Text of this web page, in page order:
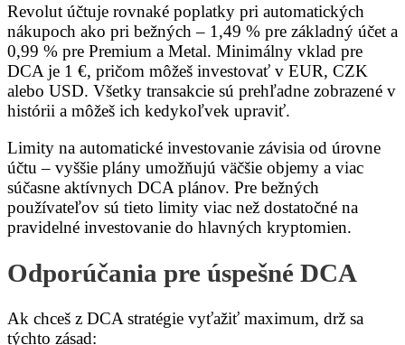
Revolut účtuje rovnaké poplatky pri automatických
nákupoch ako pri bežných – 1,49 % pre základný účet a
0,99 % pre Premium a Metal. Minimálny vklad pre
DCA je 1 €, pričom môžeš investovať v EUR, CZK
alebo USD. Všetky transakcie sú prehľadne zobrazené v
histórii a môžeš ich kedykoľvek upraviť.
Limity na automatické investovanie závisia od úrovne
účtu – vyššie plány umožňujú väčšie objemy a viac
súčasne aktívnych DCA plánov. Pre bežných
používateľov sú tieto limity viac než dostatočné na
pravidelné investovanie do hlavných kryptomien.
Odporúčania pre úspešné DCA
Ak chceš z DCA stratégie vyťažiť maximum, drž sa
týchto zásad: